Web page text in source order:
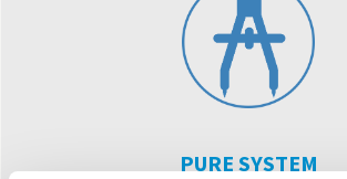
PURE SYSTEM